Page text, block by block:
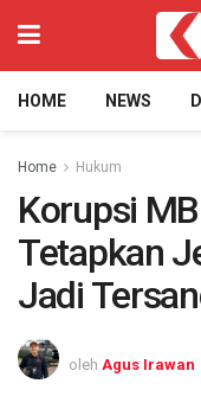
HOME NEWS
Home Hukum
Korupsi
Tetapkan
Jadi
oleh Agus Irawan